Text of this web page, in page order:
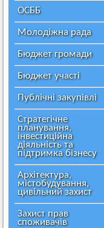
ОСББ
Молодіжна рада
Бюджет громади
Бюджет участі
Публічні закупівлі
Стратегічне
планування,
інвестиційна
діяльність та
підтримка бізнесу
Архітектура,
містобудування,
цивільний захист
Захист прав
споживачів